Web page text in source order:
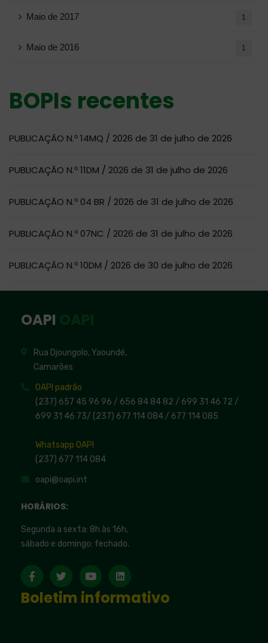
Maio de 2017 1
Maio de 2016 1
BOPIs recentes
PUBLICAÇÃO N.º 14MQ / 2026 de 31 de julho de 2026
PUBLICAÇÃO N.º 11DM / 2026 de 31 de julho de 2026
PUBLICAÇÃO N.º 04 BR / 2026 de 31 de julho de 2026
PUBLICAÇÃO N.º 07NC / 2026 de 31 de julho de 2026
PUBLICAÇÃO N.º 10DM / 2026 de 30 de julho de 2026
OAPI
Rua Djoungolo, Yaoundé,
Camarões
OAPI padrão
(237) 657 45 96 96 / 656 84 84 82 / 699 31 46 72 /
699 31 46 73/ (237) 677 114 084 / 677 114 085
Whatsapp OAPI
(237) 677 114 084
oapi@oapi.int
HORÁRIOS:
Segunda a sexta: 8h às 16h,
sábado e domingo: fechado.
Boletim informativo